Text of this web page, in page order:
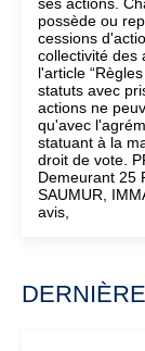
possède ou
cessions
collectivité des
l'article
statuts avec
actions ne
qu'avec
statuant à la
droit de vote.
Demeurant 25
SAUMUR,
avis,